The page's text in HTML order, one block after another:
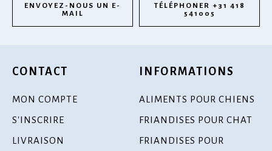
ENVOYEZ-NOUS UN E-
MAIL
TÉLÉPHONER +31 418
541005
CONTACT
MON COMPTE
S'INSCRIRE
LIVRAISON
INFORMATIONS
ALIMENTS POUR CHIENS
FRIANDISES POUR CHAT
FRIANDISES POUR